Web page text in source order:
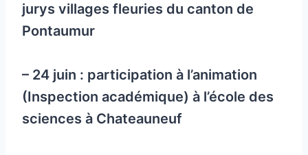
jurys villages fleuries du canton de
Pontaumur
– 24 juin : participation à l’animation
(Inspection académique) à l’école des
sciences à Chateauneuf